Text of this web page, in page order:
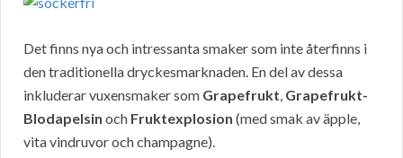
Det finns nya och intressanta smaker som inte återfinns i
den traditionella dryckesmarknaden. En del av dessa
inkluderar vuxensmaker som Grapefrukt, Grapefrukt-
Blodapelsin och Fruktexplosion (med smak av äpple,
vita vindruvor och champagne).